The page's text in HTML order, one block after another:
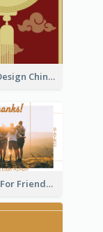
Graphic Design Chinese New Year Greeting Card With Decorations
Thankful For Friendship Greeting Card